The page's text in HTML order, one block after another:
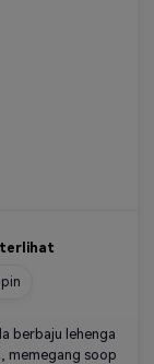
terlihat
berbaju lehenga
memegang soop